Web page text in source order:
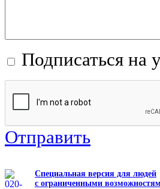
Подписаться на
Отправить
Специальная версия для людей
с ограниченными